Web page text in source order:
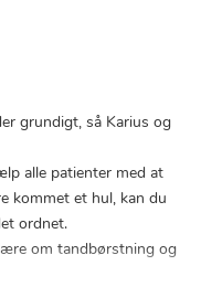
grundigt, så Karius og
alle patienter med at
kommet et hul, kan du
ordnet.
om tandbørstning og